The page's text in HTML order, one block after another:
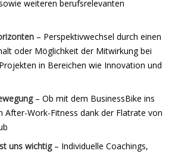
weiteren berufsrelevanten
– Perspektivwechsel durch einen
oder Möglichkeit der Mitwirkung bei
in Bereichen wie Innovation und
– Ob mit dem BusinessBike ins
After-Work-Fitness dank der Flatrate von
uns wichtig – Individuelle Coachings,